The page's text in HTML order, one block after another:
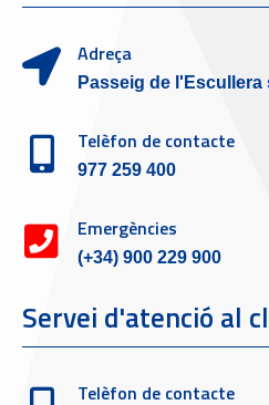
Adreça
Passeig de l'Escullera
Telèfon de contacte
977 259 400
Emergències
(+34) 900 229 900
Servei d'atenció al
Telèfon de contacte